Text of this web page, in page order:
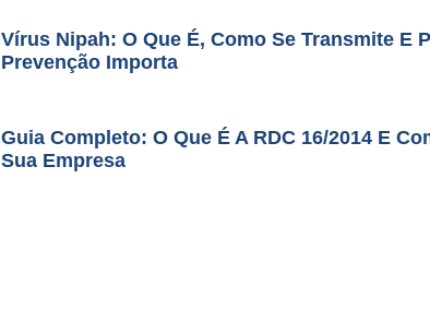
Vírus Nipah: O Que É, Como Se Transmite E
Prevenção Importa
Guia Completo: O Que É A RDC 16/2014 E
Sua Empresa